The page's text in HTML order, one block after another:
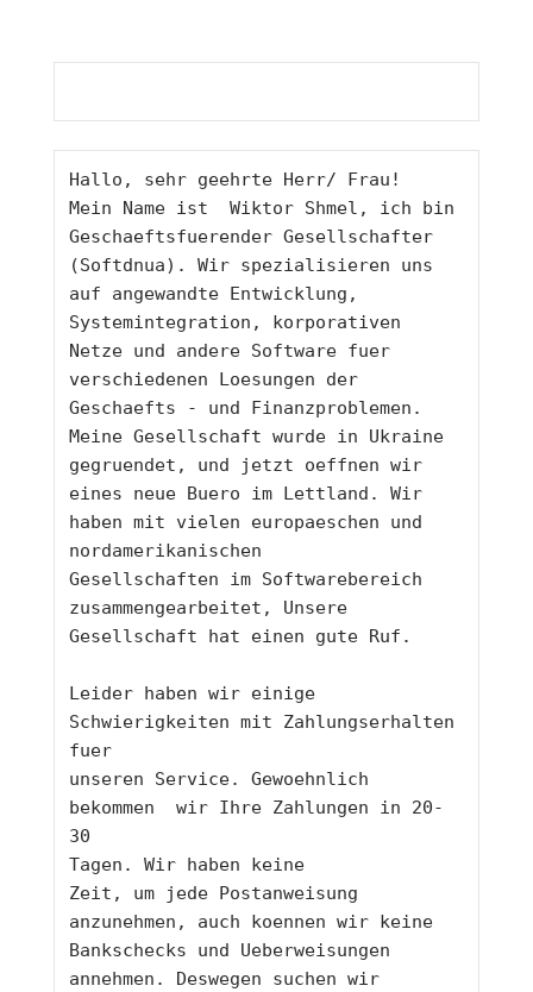
Hallo, sehr geehrte Herr/ Frau!
Mein Name ist  Wiktor Shmel, ich bin
Geschaeftsfuerender Gesellschafter
(Softdnua). Wir spezialisieren uns
auf angewandte Entwicklung,
Systemintegration, korporativen
Netze und andere Software fuer
verschiedenen Loesungen der
Geschaefts - und Finanzproblemen.
Meine Gesellschaft wurde in Ukraine
gegruendet, und jetzt oeffnen wir
eines neue Buero im Lettland. Wir
haben mit vielen europaeschen und
nordamerikanischen
Gesellschaften im Softwarebereich
zusammengearbeitet, Unsere
Gesellschaft hat einen gute Ruf.
Leider haben wir einige
Schwierigkeiten mit Zahlungserhalten
fuer
unseren Service. Gewoehnlich
bekommen  wir Ihre Zahlungen in 20-
30
Tagen. Wir haben keine
Zeit, um jede Postanweisung
anzunehmen, auch koennen wir keine
Bankschecks und Ueberweisungen
annehmen. Deswegen suchen wir